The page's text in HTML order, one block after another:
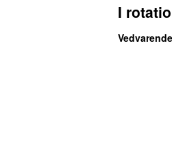
I
Vedvarende